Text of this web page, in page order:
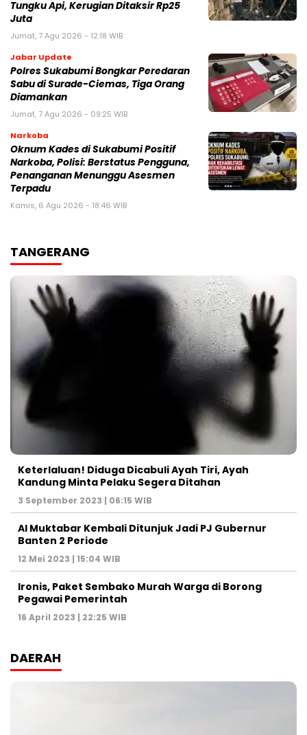
Tungku Api, Kerugian Ditaksir Rp25
Juta
Jumat, 7 Agu 2026 - 12:18 WIB
Jabar Update
Polres Sukabumi Bongkar Peredaran
Sabu di Surade-Ciemas, Tiga Orang
Diamankan
Jumat, 7 Agu 2026 - 09:25 WIB
Narkoba
Oknum Kades di Sukabumi Positif
Narkoba, Polisi: Berstatus Pengguna,
Penanganan Menunggu Asesmen
Terpadu
Kamis, 6 Agu 2026 - 18:46 WIB
TANGERANG
Keterlaluan! Diduga Dicabuli Ayah Tiri, Ayah
Kandung Minta Pelaku Segera Ditahan
3 September 2023 | 06:15 WIB
Al Muktabar Kembali Ditunjuk Jadi PJ Gubernur
Banten 2 Periode
12 Mei 2023 | 15:04 WIB
Ironis, Paket Sembako Murah Warga di Borong
Pegawai Pemerintah
16 April 2023 | 22:25 WIB
DAERAH